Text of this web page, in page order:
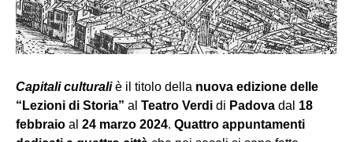
Capitali culturali è il titolo della nuova edizione delle
“Lezioni di Storia” al Teatro Verdi di Padova dal 18
febbraio al 24 marzo 2024. Quattro appuntamenti